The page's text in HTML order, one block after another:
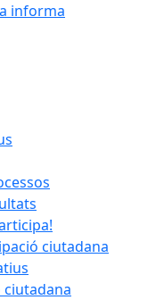
informa
ciutadana
ciutadana